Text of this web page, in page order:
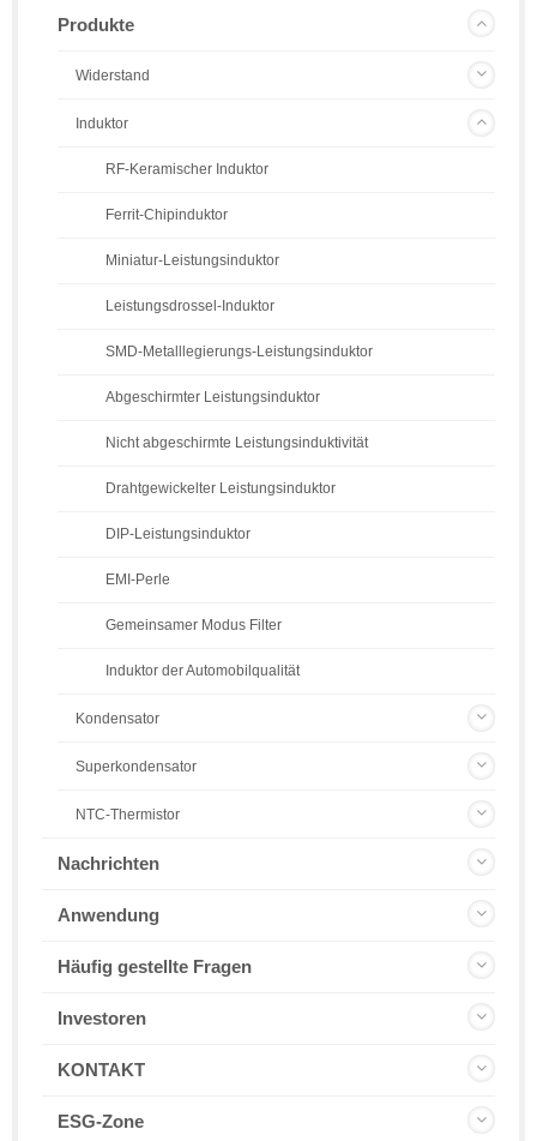
Produkte
Widerstand
Induktor
RF-Keramischer Induktor
Ferrit-Chipinduktor
Miniatur-Leistungsinduktor
Leistungsdrossel-Induktor
SMD-Metalllegierungs-Leistungsinduktor
Abgeschirmter Leistungsinduktor
Nicht abgeschirmte Leistungsinduktivität
Drahtgewickelter Leistungsinduktor
DIP-Leistungsinduktor
EMI-Perle
Gemeinsamer Modus Filter
Induktor der Automobilqualität
Kondensator
Superkondensator
NTC-Thermistor
Nachrichten
Anwendung
Häufig gestellte Fragen
Investoren
KONTAKT
ESG-Zone